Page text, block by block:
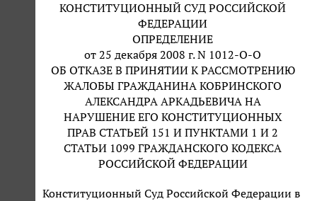
КОНСТИТУЦИОННЫЙ СУД РОССИЙСКОЙ
ФЕДЕРАЦИИ
ОПРЕДЕЛЕНИЕ
от 25 декабря 2008 г. N 1012-О-О
ОБ ОТКАЗЕ В ПРИНЯТИИ К РАССМОТРЕНИЮ
ЖАЛОБЫ ГРАЖДАНИНА КОБРИНСКОГО
АЛЕКСАНДРА АРКАДЬЕВИЧА НА
НАРУШЕНИЕ ЕГО КОНСТИТУЦИОННЫХ
ПРАВ СТАТЬЕЙ 151 И ПУНКТАМИ 1 И 2
СТАТЬИ 1099 ГРАЖДАНСКОГО КОДЕКСА
РОССИЙСКОЙ ФЕДЕРАЦИИ
Конституционный Суд Российской Федерации в